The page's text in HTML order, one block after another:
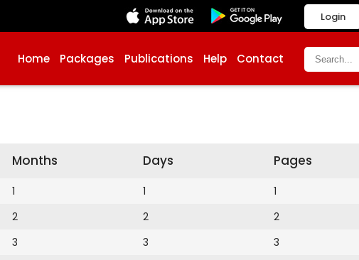
Login
Home Packages Publications Help Contact
Months
1
2
3
Days
1
2
3
Pages
1
2
3